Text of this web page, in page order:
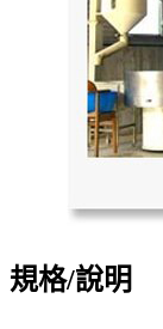
規格/說明